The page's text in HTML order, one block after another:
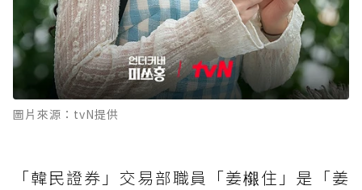
圖片來源：tvN提供
「韓民證券」交易部職員「姜檭住」是「姜